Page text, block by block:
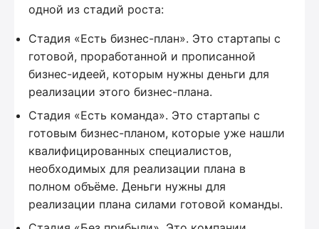
одной из стадий роста:
Стадия «Есть бизнес-план». Это стартапы с
готовой, проработанной и прописанной
бизнес-идеей, которым нужны деньги для
реализации этого бизнес-плана.
Стадия «Есть команда». Это стартапы с
готовым бизнес-планом, которые уже нашли
квалифицированных специалистов,
необходимых для реализации плана в
полном объёме. Деньги нужны для
реализации плана силами готовой команды.